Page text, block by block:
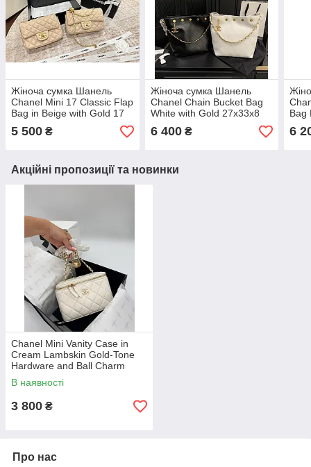
Жіноча сумка Шанель
Chanel Mini 17 Classic Flap
Bag in Beige with Gold 17
см преміум якість
5 500 ₴
Жіноча сумка Шанель
Chanel Chain Bucket Bag
White with Gold 27x33x8
преміум якість
6 400₴
Bag
6
Акційні пропозиції та новинки
Chanel Mini Vanity Case in
Cream Lambskin Gold-Tone
Hardware and Ball Charm
Chain 16x10,5x8
В наявності
3 800 ₴
Про нас